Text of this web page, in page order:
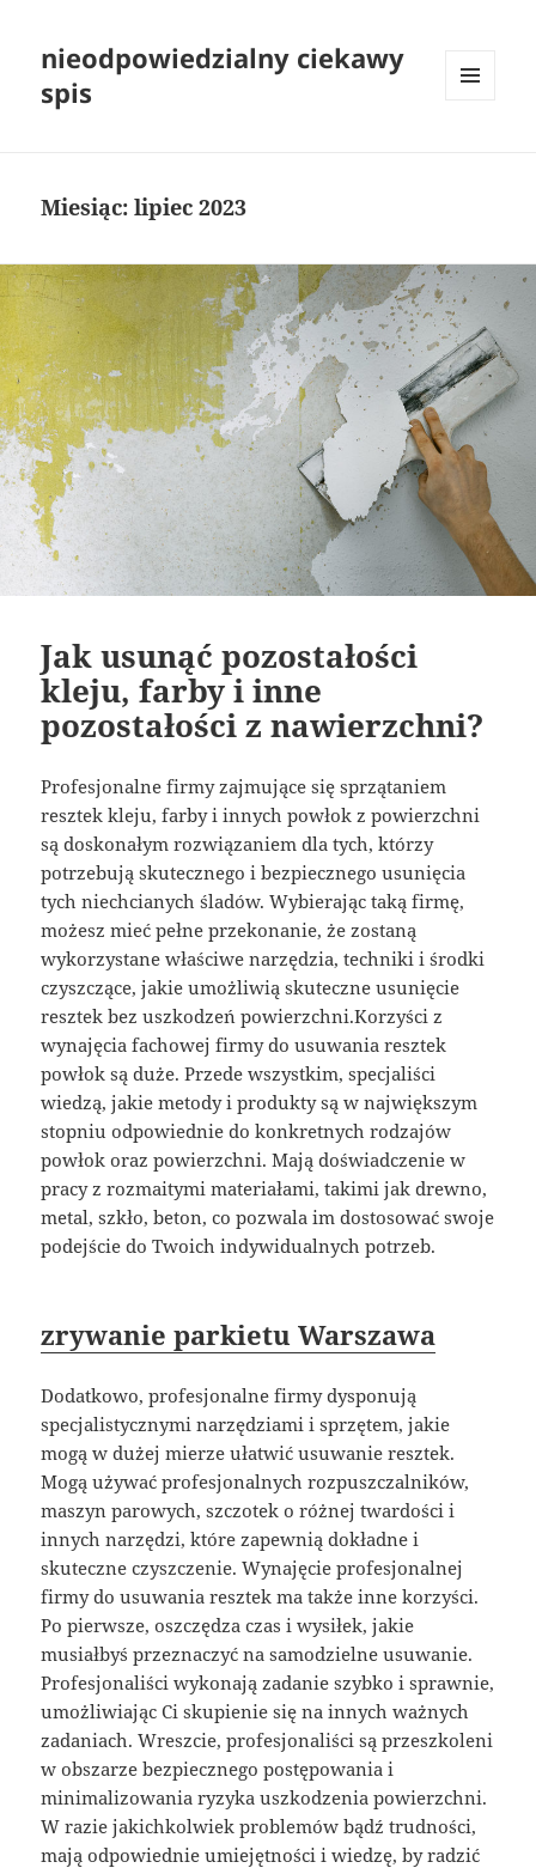
nieodpowiedzialny ciekawy
spis
Miesiąc:lipiec 2023
Jak usunąć pozostałości
kleju, farby i inne
pozostałości z nawierzchni?
Profesjonalne firmy zajmujące się sprzątaniem
resztek kleju, farby i innych powłok z powierzchni
są doskonałym rozwiązaniem dla tych, którzy
potrzebują skutecznego i bezpiecznego usunięcia
tych niechcianych śladów. Wybierając taką firmę,
możesz mieć pełne przekonanie, że zostaną
wykorzystane właściwe narzędzia, techniki i środki
czyszczące, jakie umożliwią skuteczne usunięcie
resztek bez uszkodzeń powierzchni.Korzyści z
wynajęcia fachowej firmy do usuwania resztek
powłok są duże. Przede wszystkim, specjaliści
wiedzą, jakie metody i produkty są w największym
stopniu odpowiednie do konkretnych rodzajów
powłok oraz powierzchni. Mają doświadczenie w
pracy z rozmaitymi materiałami, takimi jak drewno,
metal, szkło, beton, co pozwala im dostosować swoje
podejście do Twoich indywidualnych potrzeb.
zrywanie parkietu Warszawa
Dodatkowo, profesjonalne firmy dysponują
specjalistycznymi narzędziami i sprzętem, jakie
mogą w dużej mierze ułatwić usuwanie resztek.
Mogą używać profesjonalnych rozpuszczalników,
maszyn parowych, szczotek o różnej twardości i
innych narzędzi, które zapewnią dokładne i
skuteczne czyszczenie. Wynajęcie profesjonalnej
firmy do usuwania resztek ma także inne korzyści.
Po pierwsze, oszczędza czas i wysiłek, jakie
musiałbyś przeznaczyć na samodzielne usuwanie.
Profesjonaliści wykonają zadanie szybko i sprawnie,
umożliwiając Ci skupienie się na innych ważnych
zadaniach. Wreszcie, profesjonaliści są przeszkoleni
w obszarze bezpiecznego postępowania i
minimalizowania ryzyka uszkodzenia powierzchni.
W razie jakichkolwiek problemów bądź trudności,
mają odpowiednie umiejętności i wiedzę, by radzić